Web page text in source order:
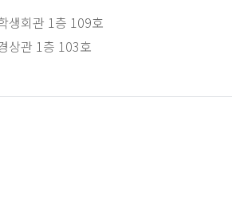
생회관 1층 109호
상관 1층 103호